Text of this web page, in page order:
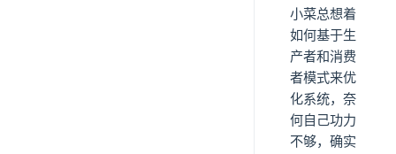
小菜总想着
如何基于生
产者和消费
者模式来优
化系统，奈
何自己功力
不够，确实